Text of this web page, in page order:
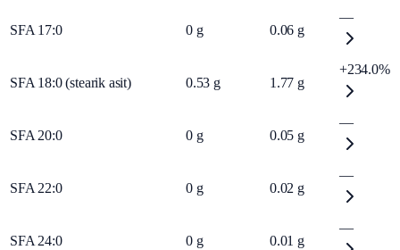
SFA 17:0 0 g 0.06 g
—
SFA 18:0 (stearik asit) 0.53 g 1.77 g
+234.0%
SFA 20:0 0 g 0.05 g
—
SFA 22:0 0 g 0.02 g
—
SFA 24:0 0 g 0.01 g
—